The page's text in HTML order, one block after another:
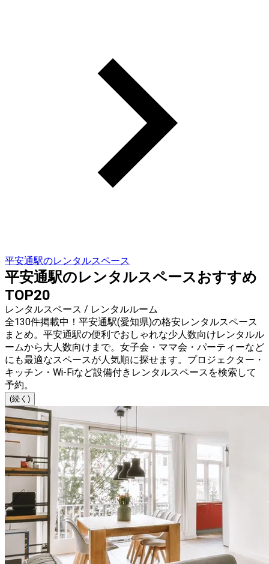
平安通駅のレンタルスペース
平安通駅のレンタルスペースおすすめ
TOP20
レンタルスペース / レンタルルーム
全130件掲載中！平安通駅(愛知県)の格安レンタルスペース
まとめ。平安通駅の便利でおしゃれな少人数向けレンタルル
ームから大人数向けまで。女子会・ママ会・パーティーなど
にも最適なスペースが人気順に探せます。プロジェクター・
キッチン・Wi-Fiなど設備付きレンタルスペースを検索して
予約。
(続く)